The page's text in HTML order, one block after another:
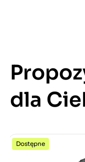
dla
Dostępne